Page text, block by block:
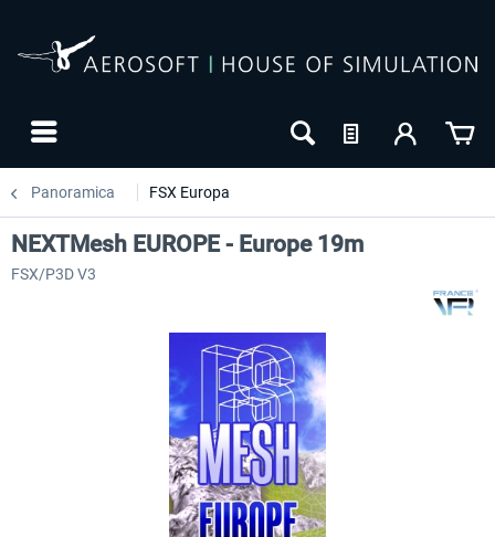
Panoramica FSX Europa
NEXTMesh EUROPE - Europe 19m
FSX/P3D V3